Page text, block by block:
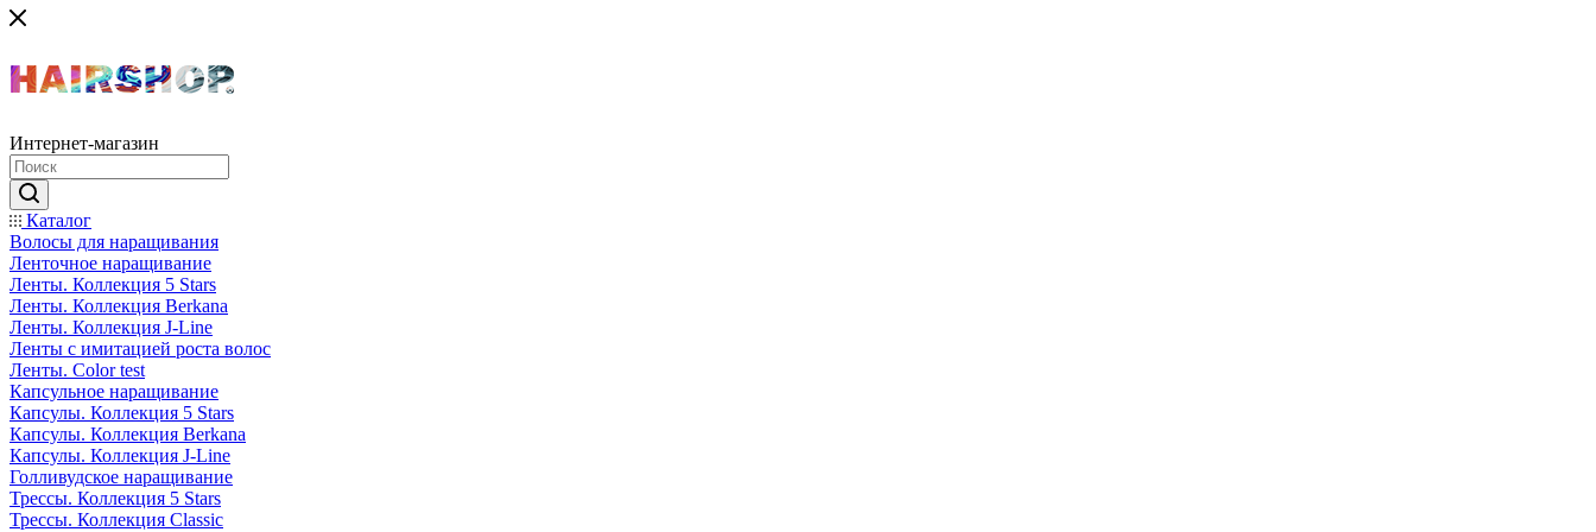
Интернет-магазин
Каталог
Волосы для наращивания
Ленточное наращивание
Ленты. Коллекция 5 Stars
Ленты. Коллекция Berkana
Ленты. Коллекция J-Line
Ленты с имитацией роста волос
Ленты. Color test
Капсульное наращивание
Капсулы. Коллекция 5 Stars
Капсулы. Коллекция Berkana
Капсулы. Коллекция J-Line
Голливудское наращивание
Трессы. Коллекция 5 Stars
Трессы. Коллекция Classic